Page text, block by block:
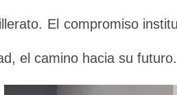
El compromiso
el camino hacia su futuro.